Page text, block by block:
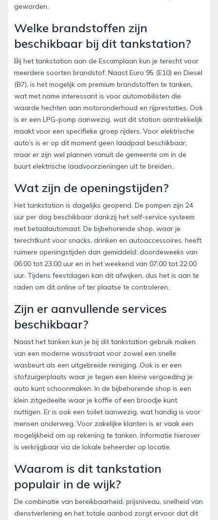
geworden.
Welke brandstoffen zijn
beschikbaar bij dit tankstation?
Bij het tankstation aan de Escamplaan kun je terecht voor
meerdere soorten brandstof. Naast Euro 95 (E10) en Diesel
(B7), is het mogelijk om premium brandstoffen te tanken,
wat met name interessant is voor automobilisten die
waarde hechten aan motoronderhoud en rijprestaties. Ook
is er een LPG-pomp aanwezig, wat dit station aantrekkelijk
maakt voor een specifieke groep rijders. Voor elektrische
auto’s is er op dit moment geen laadpaal beschikbaar,
maar er zijn wel plannen vanuit de gemeente om in de
buurt elektrische laadvoorzieningen uit te breiden.
Wat zijn de openingstijden?
Het tankstation is dagelijks geopend. De pompen zijn 24
uur per dag beschikbaar dankzij het self-service systeem
met betaalautomaat. De bijbehorende shop, waar je
terechtkunt voor snacks, drinken en autoaccessoires, heeft
ruimere openingstijden dan gemiddeld: doordeweeks van
06:00 tot 23:00 uur en in het weekend van 07:00 tot 22:00
uur. Tijdens feestdagen kan dit afwijken, dus het is aan te
raden om dit online of ter plaatse te controleren.
Zijn er aanvullende services
beschikbaar?
Naast het tanken kun je bij dit tankstation gebruik maken
van een moderne wasstraat voor zowel een snelle
wasbeurt als een uitgebreide reiniging. Ook is er een
stofzuigerplaats waar je tegen een kleine vergoeding je
auto kunt schoonmaken. In de bijbehorende shop is een
klein zitgedeelte waar je koffie of een broodje kunt
nuttigen. Er is ook een toilet aanwezig, wat handig is voor
mensen onderweg. Voor zakelijke klanten is er vaak een
mogelijkheid om op rekening te tanken. Informatie hierover
is verkrijgbaar via de lokale beheerder op locatie.
Waarom is dit tankstation
populair in de wijk?
De combinatie van bereikbaarheid, prijsniveau, snelheid van
dienstverlening en het totale aanbod zorgt ervoor dat dit